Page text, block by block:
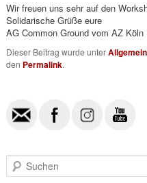
Wir freuen uns sehr auf den
Solidarische Grüße eure
AG Common Ground vom AZ Köln
Dieser Beitrag wurde unterAllgemein
den Permalink.
u